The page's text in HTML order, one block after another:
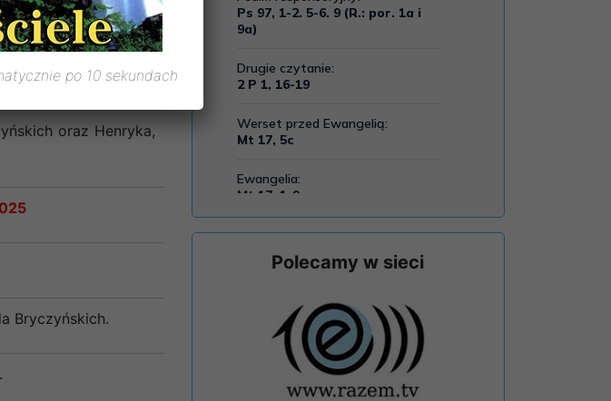
Rodzinach na nowej
30 r. Sakramentu
i potrzebne łaski dla
oraz Henryka,
Bryczyńskich.
Polecamy w sieci
po 10 sekundach